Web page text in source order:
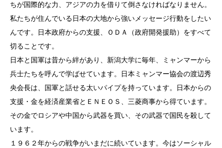
ちが国際的な力、アジアの力を借りて倒さなければなりません。
私たちが住んでいる日本の大地から強いメッセージ行動をしたい
んです。日本政府からの支援、ＯＤＡ（政府開発援助）をすべて
切ることです。
日本と国軍は昔から絆があり、新潟大学に毎年、ミャンマーから
兵士たちを呼んで学ばせています。日本ミャンマー協会の渡辺秀
央会長は、国軍と話せる太いパイプを持っています。日本からの
支援・金を経済産業省とＥＮＥＯＳ、三菱商事から得ています。
その金でロシアや中国から武器を買い、その武器で国民を殺して
います。
１９６２年からの戦争がいまだに続いています。今はソーシャル